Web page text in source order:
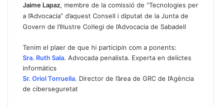
Jaime Lapaz, membre de la comissió de “Tecnologies per
a l’Advocacia” d’aquest Consell i diputat de la Junta de
Govern de l’Il·lustre Col·legi de l’Advocacia de Sabadell
Tenim el plaer de que hi participin com a ponents:
Sra. Ruth Sala. Advocada penalista. Experta en delictes
informàtics
Sr. Oriol Torruella. Director de l’àrea de GRC de l’Agència
de ciberseguretat